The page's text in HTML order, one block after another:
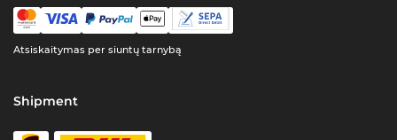
Atsiskaitymas per siuntų tarnybą
Shipment